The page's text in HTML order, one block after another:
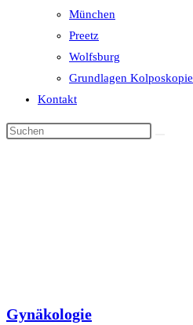
München
Preetz
Wolfsburg
Grundlagen
Kontakt
Gynäkologie